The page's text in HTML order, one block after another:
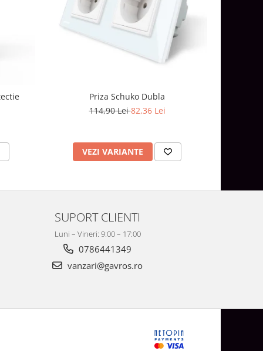
Priza Schuko Dubla
114,90 Lei82,36 Lei
VEZI VARIANTE
SUPORT CLIENTI
Luni – Vineri: 9:00 – 17:00
0786441349
vanzari@gavros.ro